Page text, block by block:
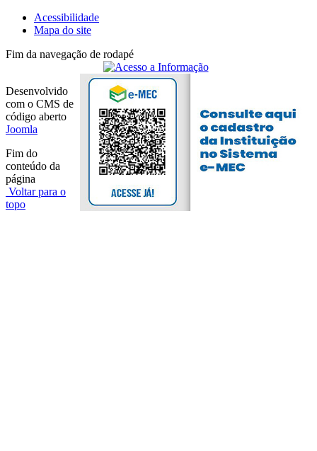
Acessibilidade
Mapa do site
Fim da navegação de rodapé
Desenvolvido
com o CMS de
código aberto
Joomla
Fim do
conteúdo da
página
Voltar para o
topo